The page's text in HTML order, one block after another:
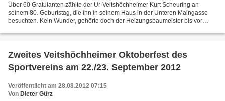
Über 60 Gratulanten zählte der Ur-Veitshöchheimer Kurt Scheuring an
seinem 80. Geburtstag, die ihn in seinem Haus in der Unteren Maingasse
besuchten. Kein Wunder, gehörte doch der Heizungsbaumeister bis vor
Zweites Veitshöchheimer Oktoberfest des
Sportvereins am 22./23. September 2012
Veröffentlicht am 28.08.2012 07:15
Von Dieter Gürz